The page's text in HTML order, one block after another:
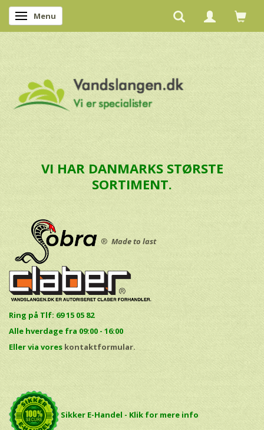
Skifte navigation
Menu
VI HAR DANMARKS STØRSTE
SORTIMENT.
® Made to last
Ring på Tlf: 69 15 05 82
Alle hverdage fra 09:00 - 16:00
Eller via vores kontaktformular.
Sikker E-Handel - Klik for mere info